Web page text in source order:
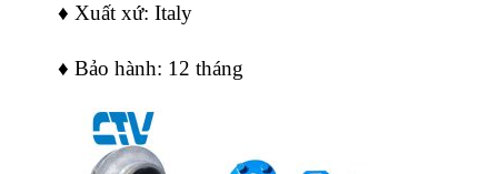
♦ Xuất xứ: Italy
♦ Bảo hành: 12 tháng